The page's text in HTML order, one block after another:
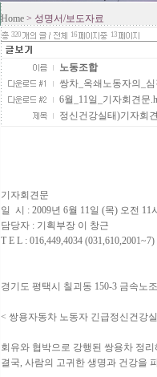
Home > 성명서/보도자료
320 16
13
노동조합
쌍차_옥쇄노동자의_
6월_11일_기자회견문
정신건강실태)기자회
기자회견문
일 시 : 2009년 6월 11일 (목) 오전 11시
담당자 : 기획부장 이 창근
T E L : 016,449,4034 (031,610,2001~7)
경기도 평택시 칠괴동 150-3 금속노
< 쌍용자동차 노동자 긴급정신건강
회유와 협박으로 강행된 쌍용차 정리
결국, 사람의 고귀한 생명과 건강을